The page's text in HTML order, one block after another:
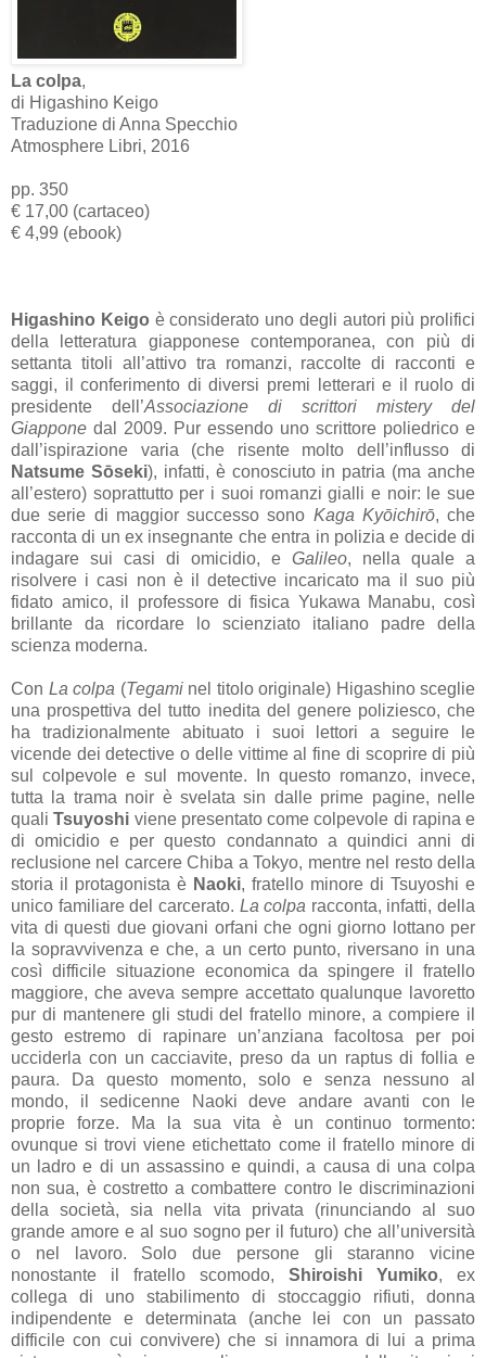
La colpa,
di Higashino Keigo
Traduzione di Anna Specchio
Atmosphere Libri, 2016
pp. 350
€ 17,00 (cartaceo)
€ 4,99 (ebook)
Higashino Keigo è considerato uno degli autori più prolifici
della letteratura giapponese contemporanea, con più di
settanta titoli all’attivo tra romanzi, raccolte di racconti e
saggi, il conferimento di diversi premi letterari e il ruolo di
presidente dell’Associazione di scrittori mistery del
Giappone dal 2009. Pur essendo uno scrittore poliedrico e
dall’ispirazione varia (che risente molto dell’influsso di
Natsume Sōseki), infatti, è conosciuto in patria (ma anche
all’estero) soprattutto per i suoi romanzi gialli e noir: le sue
due serie di maggior successo sono Kaga Kyōichirō, che
racconta di un ex insegnante che entra in polizia e decide di
indagare sui casi di omicidio, e Galileo, nella quale a
risolvere i casi non è il detective incaricato ma il suo più
fidato amico, il professore di fisica Yukawa Manabu, così
brillante da ricordare lo scienziato italiano padre della
scienza moderna.
Con La colpa (Tegami nel titolo originale) Higashino sceglie
una prospettiva del tutto inedita del genere poliziesco, che
ha tradizionalmente abituato i suoi lettori a seguire le
vicende dei detective o delle vittime al fine di scoprire di più
sul colpevole e sul movente. In questo romanzo, invece,
tutta la trama noir è svelata sin dalle prime pagine, nelle
qualiTsuyoshi viene presentato come colpevole di rapina e
di omicidio e per questo condannato a quindici anni di
reclusione nel carcere Chiba a Tokyo, mentre nel resto della
storia il protagonista è Naoki, fratello minore di Tsuyoshi e
unico familiare del carcerato. La colpa racconta, infatti, della
vita di questi due giovani orfani che ogni giorno lottano per
la sopravvivenza e che, a un certo punto, riversano in una
così difficile situazione economica da spingere il fratello
maggiore, che aveva sempre accettato qualunque lavoretto
pur di mantenere gli studi del fratello minore, a compiere il
gesto estremo di rapinare un’anziana facoltosa per poi
ucciderla con un cacciavite, preso da un raptus di follia e
paura. Da questo momento, solo e senza nessuno al
mondo, il sedicenne Naoki deve andare avanti con le
proprie forze. Ma la sua vita è un continuo tormento:
ovunque si trovi viene etichettato come il fratello minore di
un ladro e di un assassino e quindi, a causa di una colpa
non sua, è costretto a combattere contro le discriminazioni
della società, sia nella vita privata (rinunciando al suo
grande amore e al suo sogno per il futuro) che all’università
o nel lavoro. Solo due persone gli staranno vicine
nonostante il fratello scomodo, Shiroishi Yumiko, ex
collega di uno stabilimento di stoccaggio rifiuti, donna
indipendente e determinata (anche lei con un passato
difficile con cui convivere) che si innamora di lui a prima